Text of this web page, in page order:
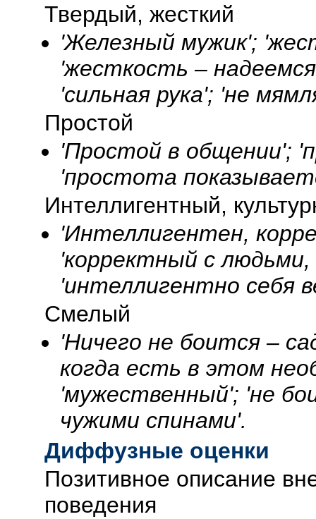
Твердый, жесткий
'Железный мужик';
'жесткость –
'сильная рука'; 'не
Простой
'Простой в общении';
'простота
Интеллигентный,
'Интеллигентен,
'корректный с
'интеллигентно себя
Смелый
'Ничего не боится –
когда есть в этом
'мужественный'; 'не
чужими спинами'.
Диффузные оценки
Позитивное описание
поведения